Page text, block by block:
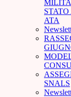
ATA
SNALS